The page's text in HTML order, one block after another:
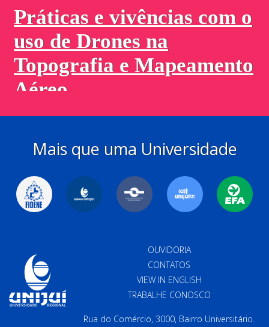
Mais que uma Universidade
OUVIDORIA
CONTATOS
VIEW IN ENGLISH
TRABALHE CONOSCO
Rua do Comércio, 3000, Bairro Universitário.